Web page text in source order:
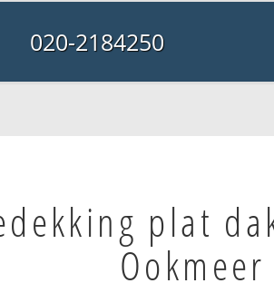
020-2184250
plat
Ookmeer